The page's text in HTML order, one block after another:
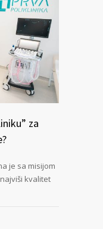
za
je sa misijom
kvalitet